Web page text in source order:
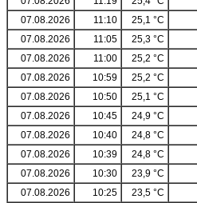
07.08.2026
11:10 25,1 °C
07.08.2026
11:05 25,3 °C
07.08.2026
11:00 25,2 °C
07.08.2026
10:59 25,2 °C
07.08.2026
10:50 25,1 °C
07.08.2026
10:45 24,9 °C
07.08.2026
10:40 24,8 °C
07.08.2026
10:39 24,8 °C
07.08.2026
10:30 23,9 °C
07.08.2026
10:25 23,5 °C